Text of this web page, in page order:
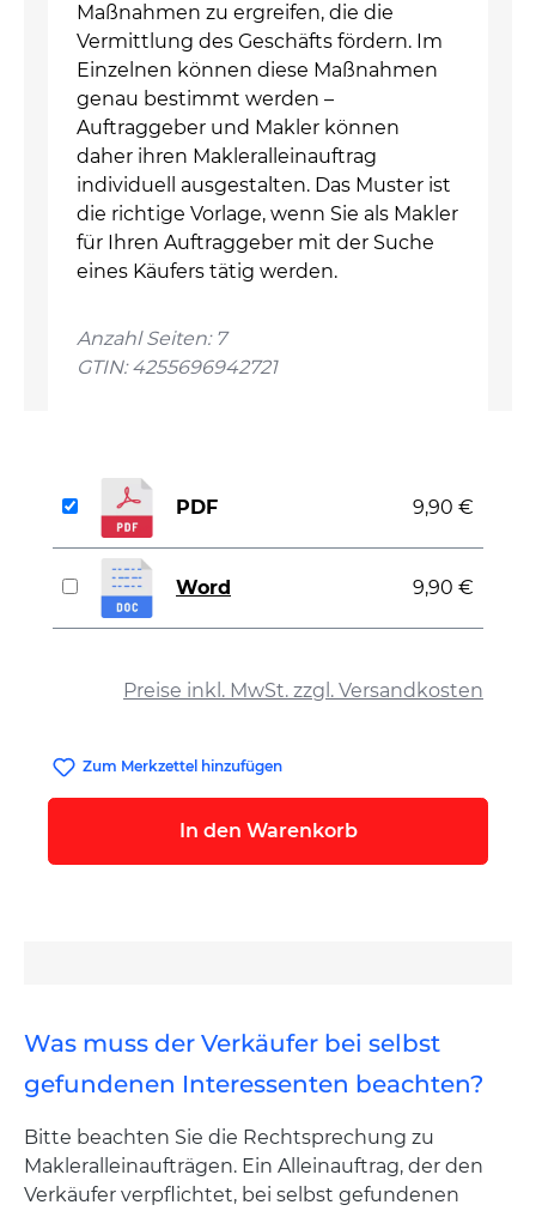
Maßnahmen zu ergreifen, die die
Vermittlung des Geschäfts fördern. Im
Einzelnen können diese Maßnahmen
genau bestimmt werden –
Auftraggeber und Makler können
daher ihren Makleralleinauftrag
individuell ausgestalten. Das Muster ist
die richtige Vorlage, wenn Sie als Makler
für Ihren Auftraggeber mit der Suche
eines Käufers tätig werden.
Anzahl Seiten: 7
GTIN: 4255696942721
Preise inkl. MwSt. zzgl. Versandkosten
PDF 9,90 €
Word 9,90 €
Zum Merkzettel hinzufügen
In den Warenkorb
Was muss der Verkäufer bei selbst
gefundenen Interessenten beachten?
Bitte beachten Sie die Rechtsprechung zu
Makleralleinaufträgen. Ein Alleinauftrag, der den
Verkäufer verpflichtet, bei selbst gefundenen